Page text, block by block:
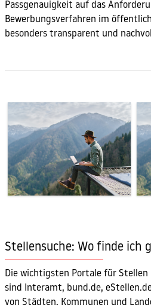
Passgenauigkeit auf das
Bewerbungsverfahren im
besonders transparent und
Stellensuche: Wo finde ich
Die wichtigsten Portale für
sind Interamt, bund.de,
von Städten, Kommunen und